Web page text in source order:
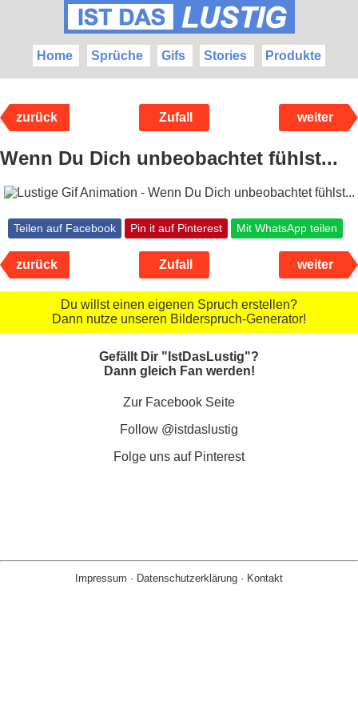
Home Sprüche Gifs Stories Produkte
zurück Zufall weiter
Wenn Du Dich unbeobachtet fühlst...
Teilen auf Facebook Pin it auf Pinterest Mit WhatsApp teilen
zurück Zufall weiter
Du willst einen eigenen Spruch erstellen?
Dann nutze unseren Bilderspruch-Generator!
Gefällt Dir "IstDasLustig"?
Dann gleich Fan werden!
Zur Facebook Seite
Follow @istdaslustig
Folge uns auf Pinterest
Impressum · Datenschutzerklärung · Kontakt